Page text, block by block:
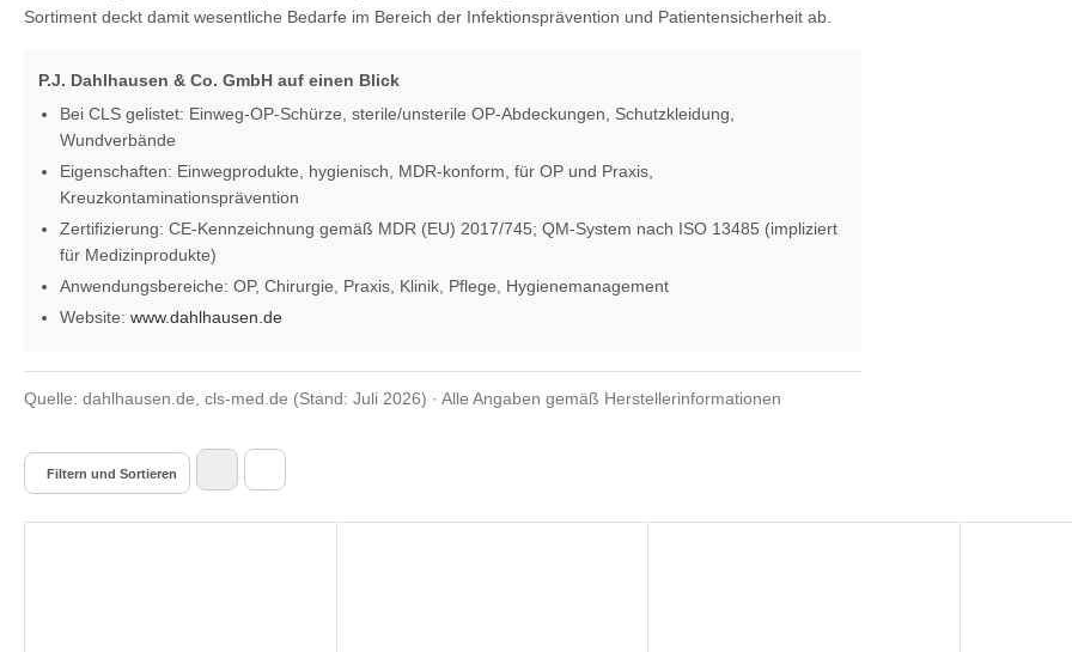
Sortiment deckt damit wesentliche Bedarfe im Bereich der Infektionsprävention und Patientensicherheit ab.
P.J. Dahlhausen & Co. GmbH auf einen Blick
Bei CLS gelistet: Einweg-OP-Schürze, sterile/unsterile OP-Abdeckungen, Schutzkleidung,
Wundverbände
Eigenschaften: Einwegprodukte, hygienisch, MDR-konform, für OP und Praxis,
Kreuzkontaminationsprävention
Zertifizierung: CE-Kennzeichnung gemäß MDR (EU) 2017/745; QM-System nach ISO 13485 (impliziert
für Medizinprodukte)
Anwendungsbereiche: OP, Chirurgie, Praxis, Klinik, Pflege, Hygienemanagement
Website: www.dahlhausen.de
Quelle: dahlhausen.de, cls-med.de (Stand: Juli 2026) · Alle Angaben gemäß Herstellerinformationen
Filtern und Sortieren